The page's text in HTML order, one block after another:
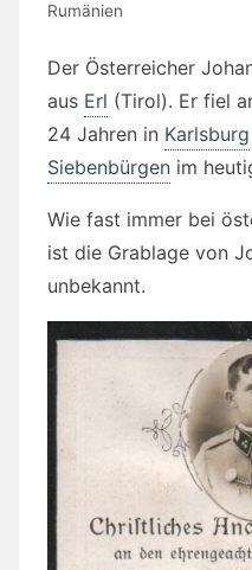
Rumänien
Der Österreicher
aus Erl (Tirol). Er fiel
24 Jahren in Karlsburg
Siebenbürgen im
Wie fast immer bei
ist die Grablage von
unbekannt.